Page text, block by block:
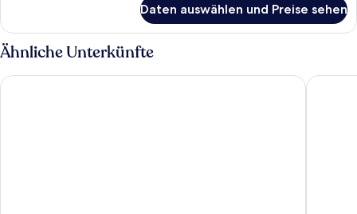
Plunge
Private
Pool
Inland
/
Double
Room
Plunge
Daten auswählen und Preise sehen
Ähnliche Unterkünfte
OKU Hotel Kos - Adults Only